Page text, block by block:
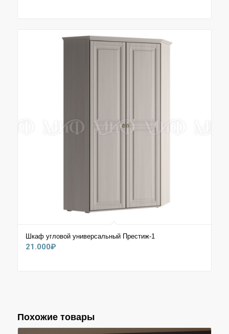
Шкаф угловой универсальный Престиж-1
21.000₽
Похожие товары